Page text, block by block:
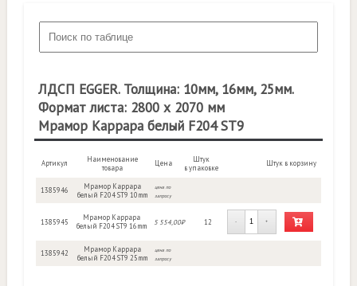
ЛДСП EGGER. Толщина: 10мм, 16мм, 25мм.
Формат листа: 2800 х 2070 мм
Мрамор Каррара белый F204 ST9
Артикул
Наименование
товара
Цена
Штук
в упаковке
Штук в корзину
1385946
Мрамор Каррара
белый F204 ST9 10mm
цена по
запросу
1385945
Мрамор Каррара
белый F204 ST9 16mm
5 554,00₽ 12 - +
1385942
Мрамор Каррара
белый F204 ST9 25mm
цена по
запросу